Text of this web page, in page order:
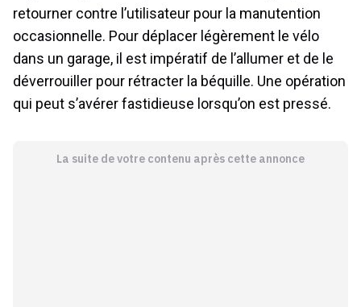
retourner contre l’utilisateur pour la manutention
occasionnelle. Pour déplacer légèrement le vélo
dans un garage, il est impératif de l’allumer et de le
déverrouiller pour rétracter la béquille. Une opération
qui peut s’avérer fastidieuse lorsqu’on est pressé.
La suite de votre contenu après cette annonce